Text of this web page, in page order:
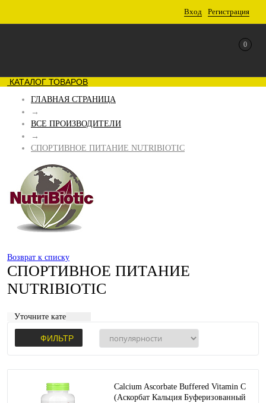
Вход Регистрация
0
КАТАЛОГ ТОВАРОВ
ГЛАВНАЯ СТРАНИЦА
→
ВСЕ ПРОИЗВОДИТЕЛИ
→
СПОРТИВНОЕ ПИТАНИЕ NUTRIBIOTIC
Возврат к списку
СПОРТИВНОЕ ПИТАНИЕ
NUTRIBIOTIC
Уточните категорию:
ФИЛЬТР
Calcium Ascorbate Buffered Vitamin C
(Аскорбат Кальция Буферизованный